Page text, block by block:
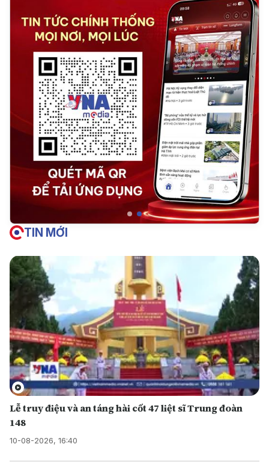
TIN MỚI
Lễ truy điệu và an táng hài cốt 47 liệt sĩ Trung đoàn
148
10-08-2026, 16:40